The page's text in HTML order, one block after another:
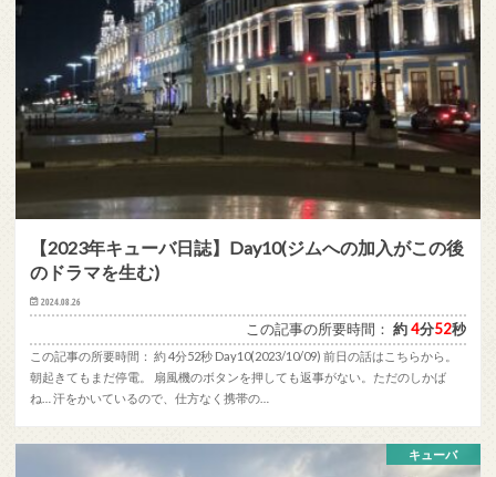
【2023年キューバ日誌】Day10(ジムへの加入がこの後
のドラマを生む)
2024.08.26
この記事の所要時間：約4分52秒
この記事の所要時間： 約 4分52秒 Day10(2023/10/09) 前日の話はこちらから。
朝起きてもまだ停電。 扇風機のボタンを押しても返事がない。ただのしかば
ね… 汗をかいているので、仕方なく携帯の…
キューバ